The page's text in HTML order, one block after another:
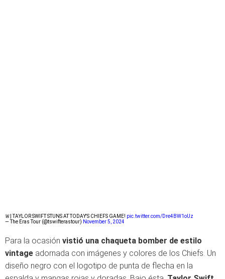
🚨| TAYLOR SWIFT STUNS AT TODAY'S CHIEFS GAME! pic.twitter.com/Dre4BW1oUz
— The Eras Tour (@tswifterastour) November 5, 2024
Para la ocasión vistió una chaqueta bomber de estilo
vintage adornada con imágenes y colores de los Chiefs. Un
diseño negro con el logotipo de punta de flecha en la